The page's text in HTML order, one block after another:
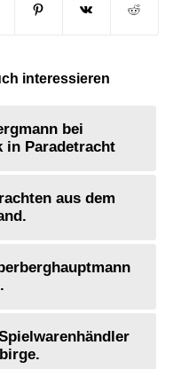
interessieren
bei
in Paradetracht
aus dem